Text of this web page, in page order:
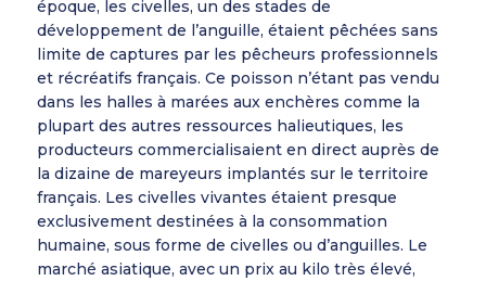
époque, les civelles, un des stades de
développement de l’anguille, étaient pêchées sans
limite de captures par les pêcheurs professionnels
et récréatifs français. Ce poisson n’étant pas vendu
dans les halles à marées aux enchères comme la
plupart des autres ressources halieutiques, les
producteurs commercialisaient en direct auprès de
la dizaine de mareyeurs implantés sur le territoire
français. Les civelles vivantes étaient presque
exclusivement destinées à la consommation
humaine, sous forme de civelles ou d’anguilles. Le
marché asiatique, avec un prix au kilo très élevé,